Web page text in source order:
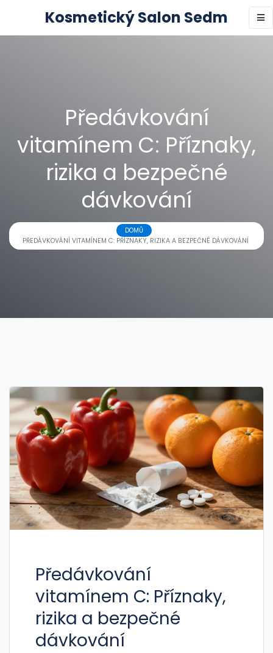
Kosmetický Salon Sedm
Předávkování
vitamínem C: Příznaky,
rizika a bezpečné
dávkování
DOMŮ
PŘEDÁVKOVÁNÍ VITAMÍNEM C: PŘÍZNAKY, RIZIKA A BEZPEČNÉ DÁVKOVÁNÍ
Předávkování
vitamínem C: Příznaky,
rizika a bezpečné
dávkování